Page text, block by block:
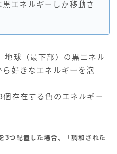
黒エネルギーしか移動さ
地球（最下部）の黒エネル
好きなエネルギーを泡
個存在する色のエネルギー
3つ配置した場合、「調和された